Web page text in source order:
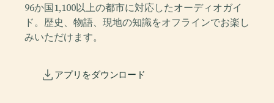
96か国1,100以上の都市に対応したオーディオガイ
ド。歴史、物語、現地の知識をオフラインでお楽し
みいただけます。
アプリをダウンロード